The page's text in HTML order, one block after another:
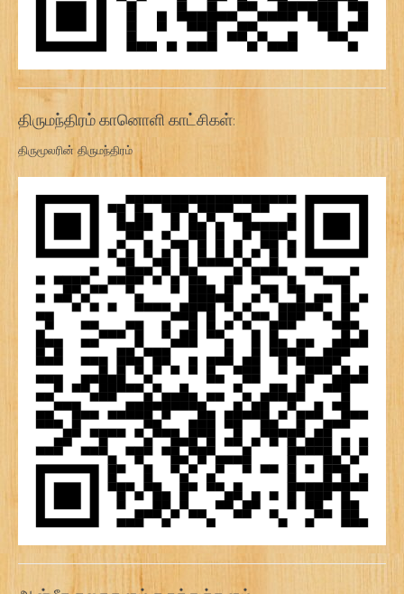
திருமந்திரம் கானொளி காட்சிகள்:
திருமூலரின் திருமந்திரம்